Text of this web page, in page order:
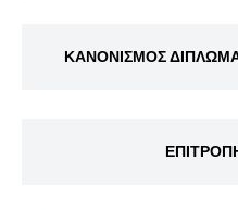
ΚΑΝΟΝΙΣΜΟΣ